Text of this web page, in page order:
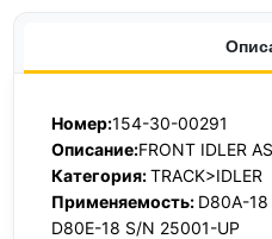
Номер:154-30-00291
Описание:FRONT IDLER
Категория:TRACK>IDLER
Применяемость: D80A-
D80E-18 S/N 25001-UP